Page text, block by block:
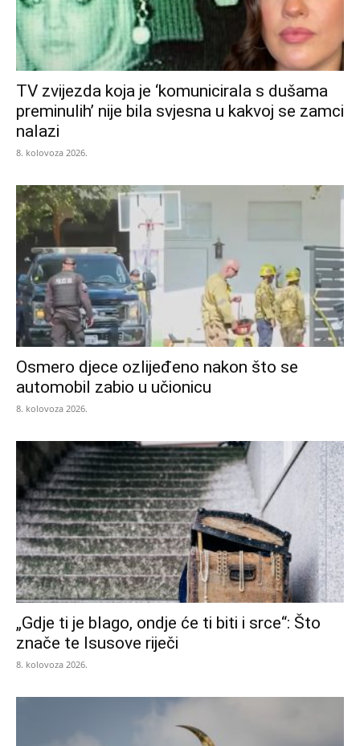
TV zvijezda koja je ‘komunicirala s dušama
preminulih’ nije bila svjesna u kakvoj se zamci
nalazi
8. kolovoza 2026.
Osmero djece ozlijeđeno nakon što se
automobil zabio u učionicu
8. kolovoza 2026.
„Gdje ti je blago, ondje će ti biti i srce“: Što
znače te Isusove riječi
8. kolovoza 2026.